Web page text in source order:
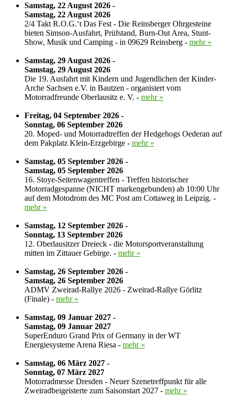
Samstag, 22 August 2026 -
Samstag, 22 August 2026
2/4 Takt R.O.G.‘t Das Fest - Die Reinsberger Ohrgesteine
bieten Simson-Ausfahrt, Prüfstand, Burn-Out Area, Stunt-
Show, Musik und Camping - in 09629 Reinsberg - mehr »
Samstag, 29 August 2026 -
Samstag, 29 August 2026
Die 19. Ausfahrt mit Kindern und Jugendlichen der Kinder-
Arche Sachsen e.V. in Bautzen - organisiert vom
Motorradfreunde Oberlausitz e. V. - mehr »
Freitag, 04 September 2026 -
Sonntag, 06 September 2026
20. Moped- und Motorradtreffen der Hedgehogs Oederan auf
dem Pakplatz Klein-Erzgebirge - mehr »
Samstag, 05 September 2026 -
Samstag, 05 September 2026
16. Stoye-Seitenwagentreffen - Treffen historischer
Motorradgespanne (NICHT markengebunden) ab 10:00 Uhr
auf dem Motodrom des MC Post am Cottaweg in Leipzig. -
mehr »
Samstag, 12 September 2026 -
Sonntag, 13 September 2026
12. Oberlausitzer Dreieck - die Motorsportveranstaltung
mitten im Zittauer Gebirge. - mehr »
Samstag, 26 September 2026 -
Samstag, 26 September 2026
ADMV Zweirad-Rallye 2026 - Zweirad-Rallye Görlitz
(Finale) - mehr »
Samstag, 09 Januar 2027 -
Samstag, 09 Januar 2027
SuperEnduro Grand Prix of Germany in der WT
Energiesysteme Arena Riesa - mehr »
Samstag, 06 März 2027 -
Sonntag, 07 März 2027
Motorradmesse Dresden - Neuer Szenetreffpunkt für alle
Zweiradbeigeisterte zum Saisonstart 2027 - mehr »